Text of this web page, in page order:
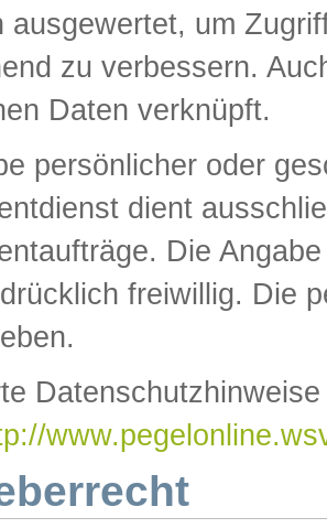
ausgewertet, um
zu verbessern.
Daten verknüpft.
persönlicher oder
dient
Die
freiwillig. Die